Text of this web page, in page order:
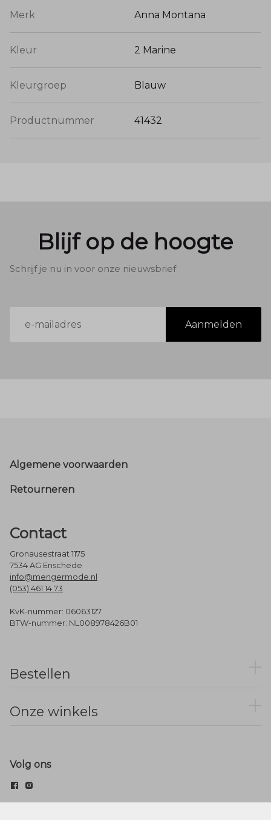
Merk Anna Montana
Kleur 2 Marine
Kleurgroep Blauw
Productnummer 41432
Blijf op de hoogte
Schrijf je nu in voor onze nieuwsbrief
mailadres
Aanmelden
Footer
Algemene voorwaarden
Retourneren
Contact
Gronausestraat 1175
7534 AG Enschede
info@mengermode.nl
(053) 461 14 73
KvK-nummer: 06063127
BTW-nummer: NL008978426B01
Bestellen
Onze winkels
Volg ons